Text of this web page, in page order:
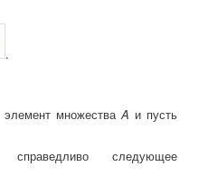
.
элемент множестваA и пусть
следующее